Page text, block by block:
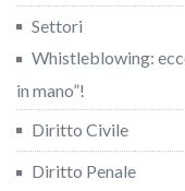
Settori
Whistleblowing:
in mano”!
Diritto Civile
Diritto Penale